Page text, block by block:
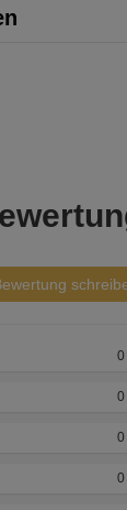
0
0
0
0